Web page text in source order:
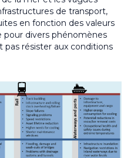
de transport,
en fonction des valeurs
pour divers phénomènes
résister aux conditions